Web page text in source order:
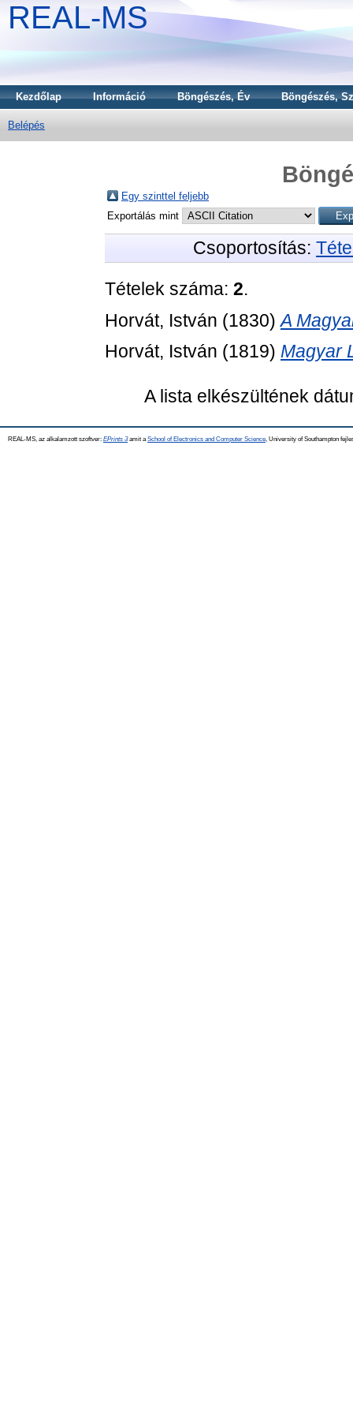
REAL-MS
Kezdőlap Információ Böngészés, Év Böngészés,
Belépés
Egy szinttel feljebb
Exportálás mint
Csoportosítás:
Tételek száma: 2.
Horvát, István (1830)A
Horvát, István (1819) Magyar
A lista elkészültének
REAL-MS, az alkalamzott szoftver: EPrints 3amit a School of Electronics and Computer Science , University of Southampton